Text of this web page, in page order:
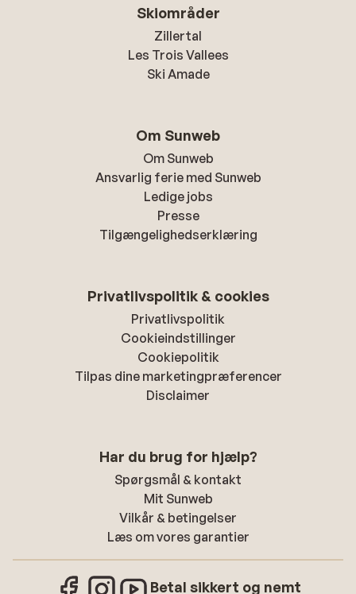
Skiområder
Zillertal
Les Trois Vallees
Ski Amade
Om Sunweb
Om Sunweb
Ansvarlig ferie med Sunweb
Ledige jobs
Presse
Tilgængelighedserklæring
Privatlivspolitik & cookies
Privatlivspolitik
Cookieindstillinger
Cookiepolitik
Tilpas dine marketingpræferencer
Disclaimer
Har du brug for hjælp?
Spørgsmål & kontakt
Mit Sunweb
Vilkår & betingelser
Læs om vores garantier
Betal sikkert og nemt